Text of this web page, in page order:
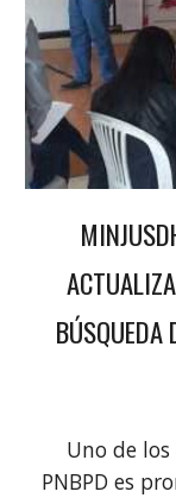
BÚSQUEDA
Uno de
PNBPD es